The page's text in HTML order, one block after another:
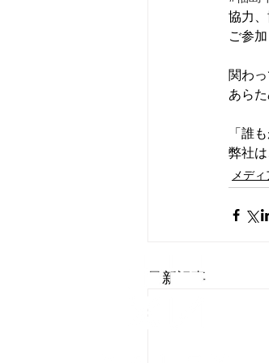
協力
ご参
関わ
あら
「誰
弊社
メディ
最新記事